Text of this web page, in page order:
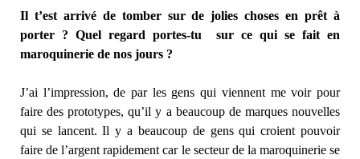
Il t’est arrivé de tomber sur de jolies choses en prêt à
porter ? Quel regard portes-tu sur ce qui se fait en
maroquinerie de nos jours ?
J’ai l’impression, de par les gens qui viennent me voir pour
faire des prototypes, qu’il y a beaucoup de marques nouvelles
qui se lancent. Il y a beaucoup de gens qui croient pouvoir
faire de l’argent rapidement car le secteur de la maroquinerie se